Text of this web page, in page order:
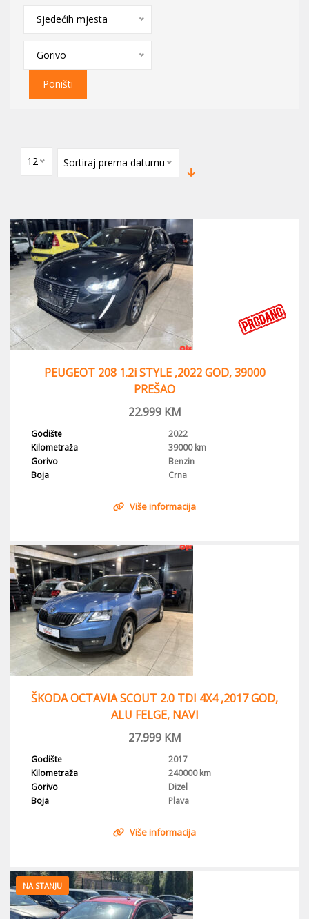
Sjedećih mjesta
Gorivo
Poništi
12 Sortiraj prema datumu
PEUGEOT 208 1.2i STYLE ,2022 GOD, 39000
PREŠAO
22.999KM
Godište
2022
Kilometraža
39000 km
Gorivo
Benzin
Boja
Crna
Više informacija
ŠKODA OCTAVIA SCOUT 2.0 TDI 4X4 ,2017 GOD,
ALU FELGE, NAVI
27.999KM
Godište
2017
Kilometraža
240000 km
Gorivo
Dizel
Boja
Plava
Više informacija
NA STANJU